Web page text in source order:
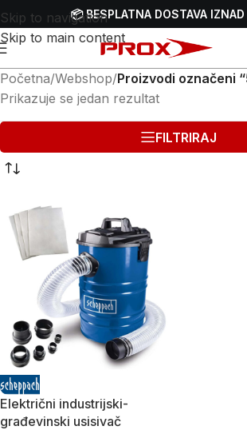
Skip to navigation
Skip to main content
📦 BESPLATNA DOSTAVA
Početna/Webshop/Proizvodi označeni
Prikazuje se jedan rezultat
FILTRIRAJ
Električni industrijski-
građevinski usisivač